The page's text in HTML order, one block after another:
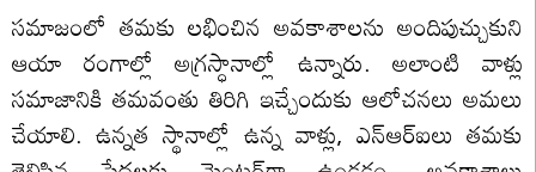
సమాజంలో తమకు లభించిన అవకాశాలను అందిపుచ్చుకుని
ఆయా రంగాల్లో అగ్రస్ధానాల్లో ఉన్నారు. అలాంటి వాళ్లు
సమాజానికి తమవంతు తిరిగి ఇచ్చేందుకు ఆలోచనలు అమలు
చేయాలి. ఉన్నత స్థానాల్లో ఉన్న వాళ్లు, ఎన్ఆర్ఐలు తమకు